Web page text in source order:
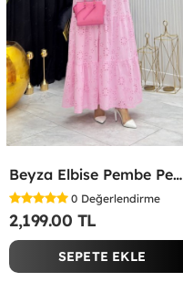
Beyza Elbise Pembe Pembe
0 Değerlendirme
2,199.00 TL
SEPETE EKLE